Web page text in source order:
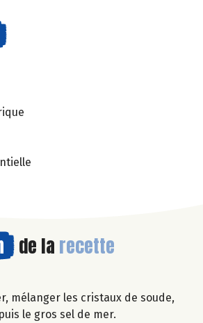
de la recette
mélanger les cristaux de soude,
le gros sel de mer.